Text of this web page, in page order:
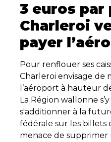
3 euros par
Charleroi
payer
Pour renflouer ses
Charleroi envisage
l’aéroport à hauteur
La Région wallonne
s'additionner à la
fédérale sur les billets
menace de supprimer